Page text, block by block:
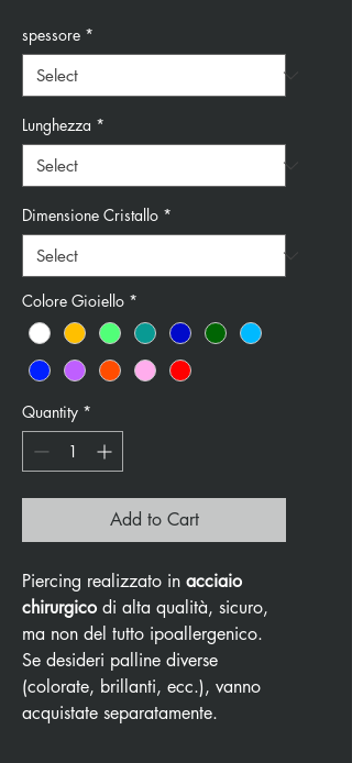
spessore *
Lunghezza *
Dimensione Cristallo *
Colore Gioiello *
Quantity *
Add to Cart
Piercing realizzato in acciaio
chirurgico di alta qualità, sicuro,
ma non del tutto ipoallergenico.
Se desideri palline diverse
(colorate, brillanti, ecc.), vanno
acquistate separatamente.